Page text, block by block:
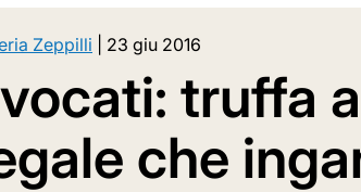
Zeppilli 23 giu 2016
truffa
che